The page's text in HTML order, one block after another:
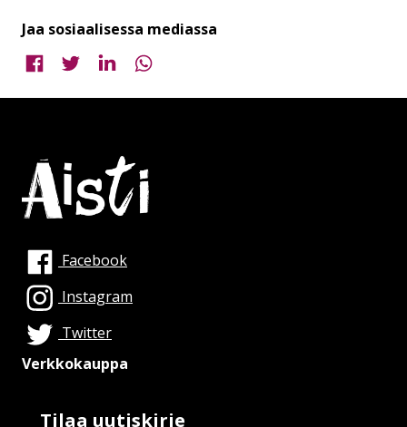
Jaa sosiaalisessa mediassa
Jaa Facebookissa
Jaa TwitterissäJaa LinkedInissä
Facebook
Instagram
Twitter
Verkkokauppa
Tilaa uutiskirje